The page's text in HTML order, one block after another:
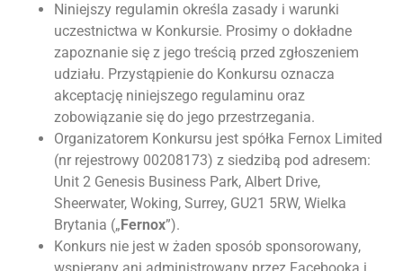
Niniejszy regulamin określa zasady i warunki
uczestnictwa w Konkursie. Prosimy o dokładne
zapoznanie się z jego treścią przed zgłoszeniem
udziału. Przystąpienie do Konkursu oznacza
akceptację niniejszego regulaminu oraz
zobowiązanie się do jego przestrzegania.
Organizatorem Konkursu jest spółka Fernox Limited
(nr rejestrowy 00208173) z siedzibą pod adresem:
Unit 2 Genesis Business Park, Albert Drive,
Sheerwater, Woking, Surrey, GU21 5RW, Wielka
Brytania („ Fernox”).
Konkurs nie jest w żaden sposób sponsorowany,